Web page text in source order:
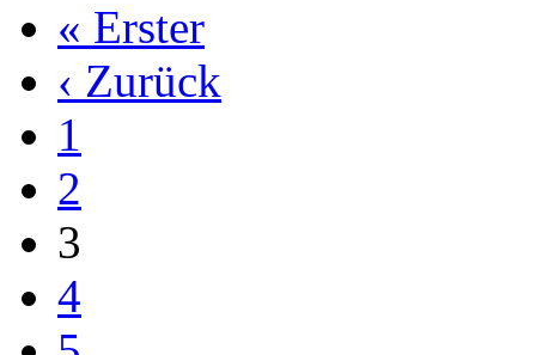
« Erster
‹ Zurück
1
2
3
4